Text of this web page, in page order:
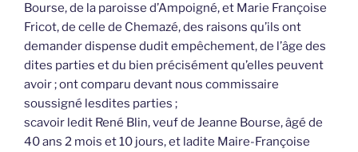
Bourse, de la paroisse d’Ampoigné, et Marie Françoise
Fricot, de celle de Chemazé, des raisons qu’ils ont
demander dispense dudit empêchement, de l’âge des
dites parties et du bien précisément qu’elles peuvent
avoir ; ont comparu devant nous commissaire
soussigné lesdites parties ;
scavoir ledit René Blin, veuf de Jeanne Bourse, âgé de
40 ans 2 mois et 10 jours, et ladite Maire-Françoise